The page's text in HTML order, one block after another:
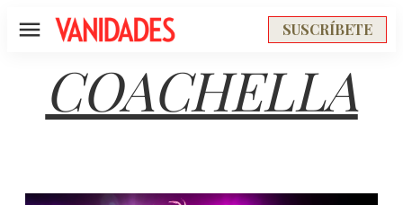
Menú SUSCRÍBETE
COACHELLA